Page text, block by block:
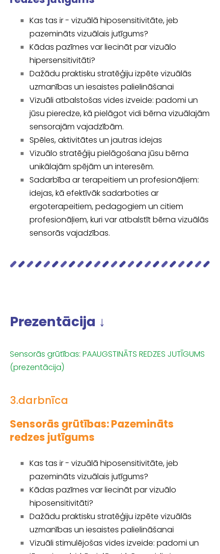
Kas tas ir - vizuālā hiposensitivitāte, jeb
pazemināts vizuālais jutīgums?
Kādas pazīmes var liecināt par vizuālo
hipersensitivitāti?
Dažādu praktisku stratēģiju izpēte vizuālās
uzmanības un iesaistes palielināšanai
Vizuāli atbalstošas vides izveide: padomi un
jūsu pieredze, kā pielāgot vidi bērna vizuālajām
sensorajām vajadzībām.
Spēles, aktivitātes un jautras idejas
Vizuālo stratēģiju pielāgošana jūsu bērna
unikālajām spējām un interesēm.
Sadarbība ar terapeitiem un profesionāļiem:
idejas, kā efektīvāk sadarboties ar
ergoterapeitiem, pedagogiem un citiem
profesionāļiem, kuri var atbalstīt bērna vizuālās
sensorās vajadzības.
Prezentācija ↓
Sensorās grūtības: PAAUGSTINĀTS REDZES JUTĪGUMS
(prezentācija)
3.darbnīca
Sensorās grūtības: Pazemināts
redzes jutīgums
Kas tas ir - vizuālā hiposensitivitāte, jeb
pazemināts vizuālais jutīgums?
Kādas pazīmes var liecināt par vizuālo
hiposensitivitāti?
Dažādu praktisku stratēģiju izpēte vizuālās
uzmanības un iesaistes palielināšanai
Vizuāli stimulējošas vides izveide: padomi un